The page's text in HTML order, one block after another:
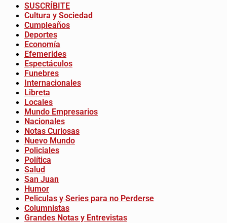
SUSCRÍBITE
Cultura y Sociedad
Cumpleaños
Deportes
Economía
Efemerides
Espectáculos
Funebres
Internacionales
Libreta
Locales
Mundo Empresarios
Nacionales
Notas Curiosas
Nuevo Mundo
Policiales
Política
Salud
San Juan
Humor
Peliculas y Series para no Perderse
Columnistas
Grandes Notas y Entrevistas